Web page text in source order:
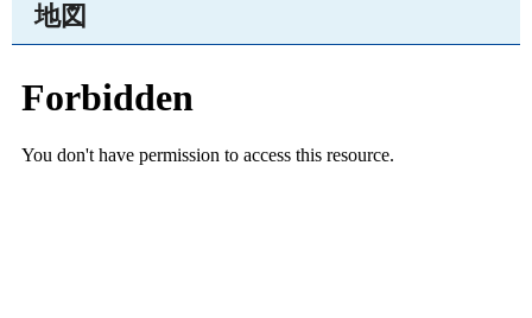
地図